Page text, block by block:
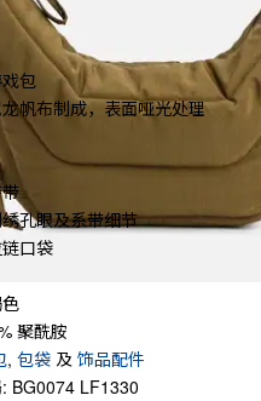
包
帆布制成，表面哑光处理
孔眼及系带细节
口袋
聚酰胺
, 包袋 及 饰品配件
BG0074 LF1330